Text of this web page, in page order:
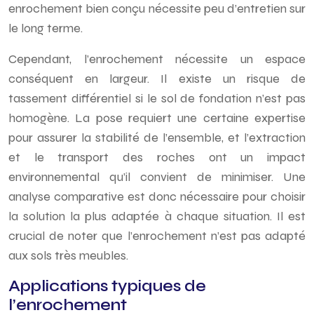
enrochement bien conçu nécessite peu d’entretien sur
le long terme.
Cependant, l’enrochement nécessite un espace
conséquent en largeur. Il existe un risque de
tassement différentiel si le sol de fondation n’est pas
homogène. La pose requiert une certaine expertise
pour assurer la stabilité de l’ensemble, et l’extraction
et le transport des roches ont un impact
environnemental qu’il convient de minimiser. Une
analyse comparative est donc nécessaire pour choisir
la solution la plus adaptée à chaque situation. Il est
crucial de noter que l’enrochement n’est pas adapté
aux sols très meubles.
Applications typiques de
l’enrochement